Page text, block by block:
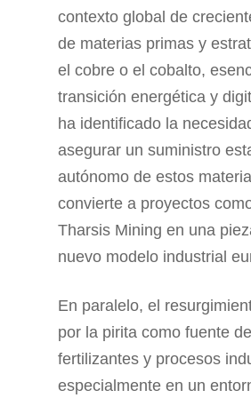
contexto global de
de materias primas y
el cobre o el cobalto,
transición energética y
ha identificado la
asegurar un suministro
autónomo de estos
convierte a proyectos
Tharsis Mining en una
nuevo modelo industrial
En paralelo, el
por la pirita como fuente
fertilizantes y procesos
especialmente en un